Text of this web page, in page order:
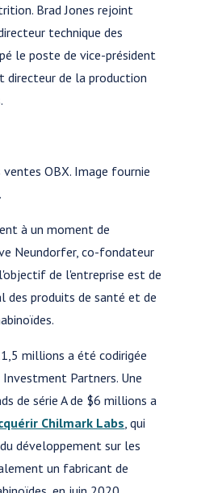
Brad Jones rejoint
technique des
le poste de vice-président
directeur de la production
OBX. Image fournie
à un moment de
Neundorfer, co-fondateur
de l'entreprise est de
des produits de santé et de
millions a été codirigée
Partners. Une
de série A de $6 millions a
Chilmark Labs , qui
développement sur les
un fabricant de